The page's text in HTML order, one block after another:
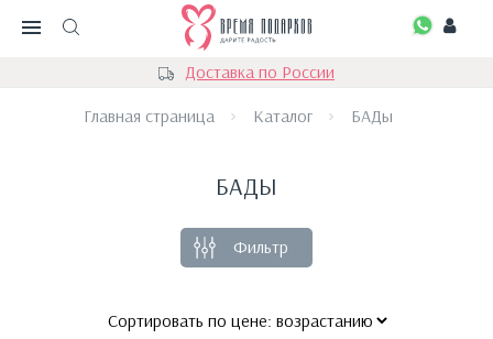
Доставка по России
Главная страница Каталог БАДы
БАДЫ
Фильтр